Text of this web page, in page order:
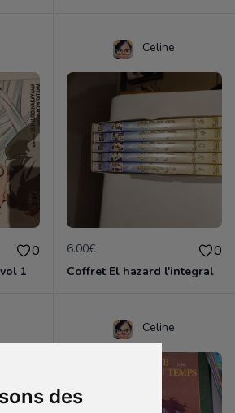
des
0
1
Celine
6.00€ 0
Coffret El hazard l'integral
Celine